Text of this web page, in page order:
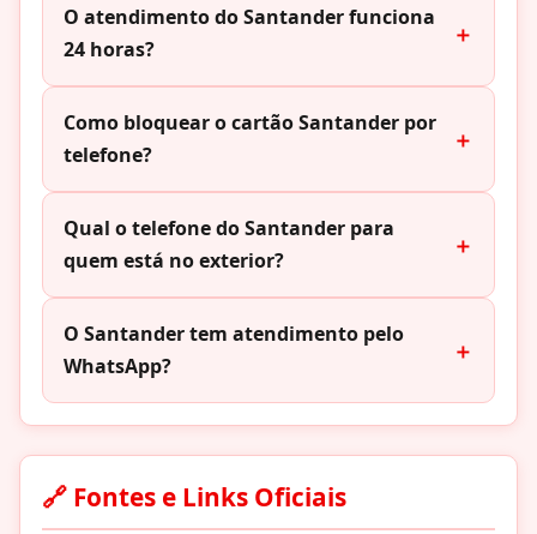
O atendimento do Santander funciona
24 horas?
Como bloquear o cartão Santander por
telefone?
Qual o telefone do Santander para
quem está no exterior?
O Santander tem atendimento pelo
WhatsApp?
🔗 Fontes e Links Oficiais